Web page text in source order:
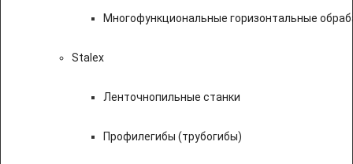
Многофункциональные горизонтальные
Stalex
Ленточнопильные станки
Профилегибы (трубогибы)